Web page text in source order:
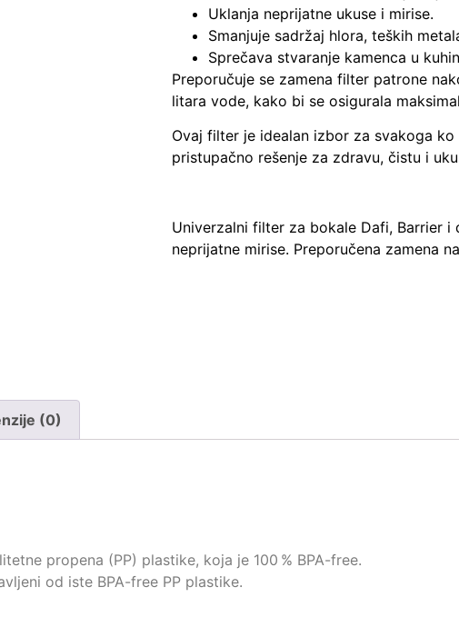
Uklanja neprijatne ukuse i mirise.
Smanjuje sadržaj hlora, teških
Sprečava stvaranje kamenca u
Preporučuje se zamena filter patrone
litara vode, kako bi se osigurala
Ovaj filter je idealan izbor za svakoga
pristupačno rešenje za zdravu, čistu i
Univerzalni filter za bokale Dafi, Barrier i
neprijatne mirise. Preporučena zamena
(0)
propena (PP) plastike, koja je 100 % BPA-free.
od iste BPA-free PP plastike.